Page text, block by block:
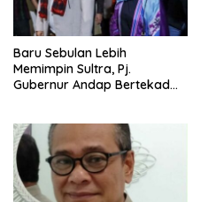
Baru Sebulan Lebih
Memimpin Sultra, Pj.
Gubernur Andap Bertekad
Tenggara